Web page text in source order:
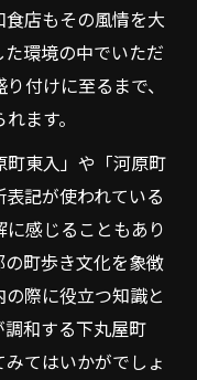
店もその風情を大
環境の中でいただ
付けに至るまで、
ます。
町東入」や「河原町
記が使われている
感じることもあり
町歩き文化を象徴
際に役立つ知識と
和する下丸屋町
てはいかがでしょ